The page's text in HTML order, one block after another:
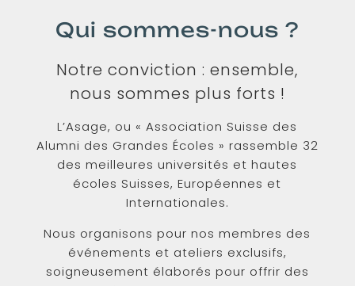
Qui sommes-nous ?
Notre conviction : ensemble,
nous sommes plus forts !
L’Asage, ou « Association Suisse des
Alumni des Grandes Écoles » rassemble 32
des meilleures universités et hautes
écoles Suisses, Européennes et
Internationales.
Nous organisons pour nos membres des
événements et ateliers exclusifs,
soigneusement élaborés pour offrir des